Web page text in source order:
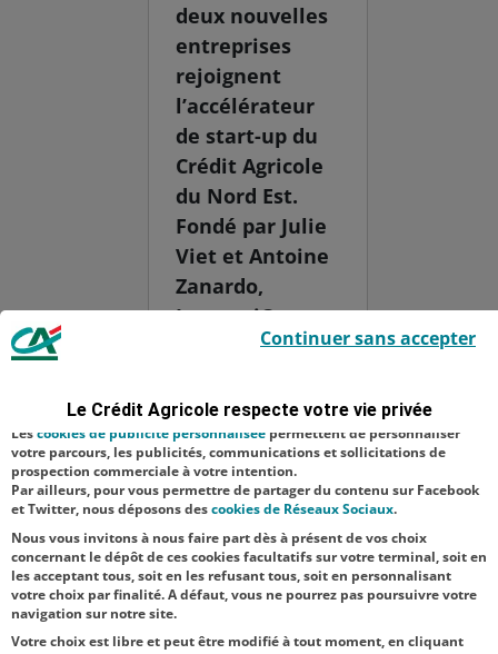
deux nouvelles
entreprises
rejoignent
l’accélérateur
de start-up du
Crédit Agricole
du Nord Est.
Fondé par Julie
Viet et Antoine
Zanardo,
ImmersiO
accompagne les
dans la
cohésion
d’équipe et le
bien-être au
Le Crédit Agricole respecte votre vie privée
indispensables car utilisés à des fins de bon fonctionnement et de
sécurité ; d’autres sont facultatifs. Les
satisfaction facultatifs.
Lescookies de publicité personnalisée permettent de personnaliser
votre parcours, les publicités, communications et sollicitations de
prospection commerciale à votre intention.
Par ailleurs, pour vous permettre de partager du contenu sur Facebook
et Twitter, nous déposons descookies de Réseaux Sociaux.
Nous vous invitons à nous faire part dès à présent de vos choix
concernant le dépôt de ces cookies facultatifs sur votre terminal, soit en
les acceptant tous, soit en les refusant tous, soit en personnalisant
votre choix par finalité. A défaut, vous ne pourrez pas poursuivre votre
navigation sur notre site.
Votre choix est libre et peut être modifié à tout moment, en cliquant
Continuer sans accepter